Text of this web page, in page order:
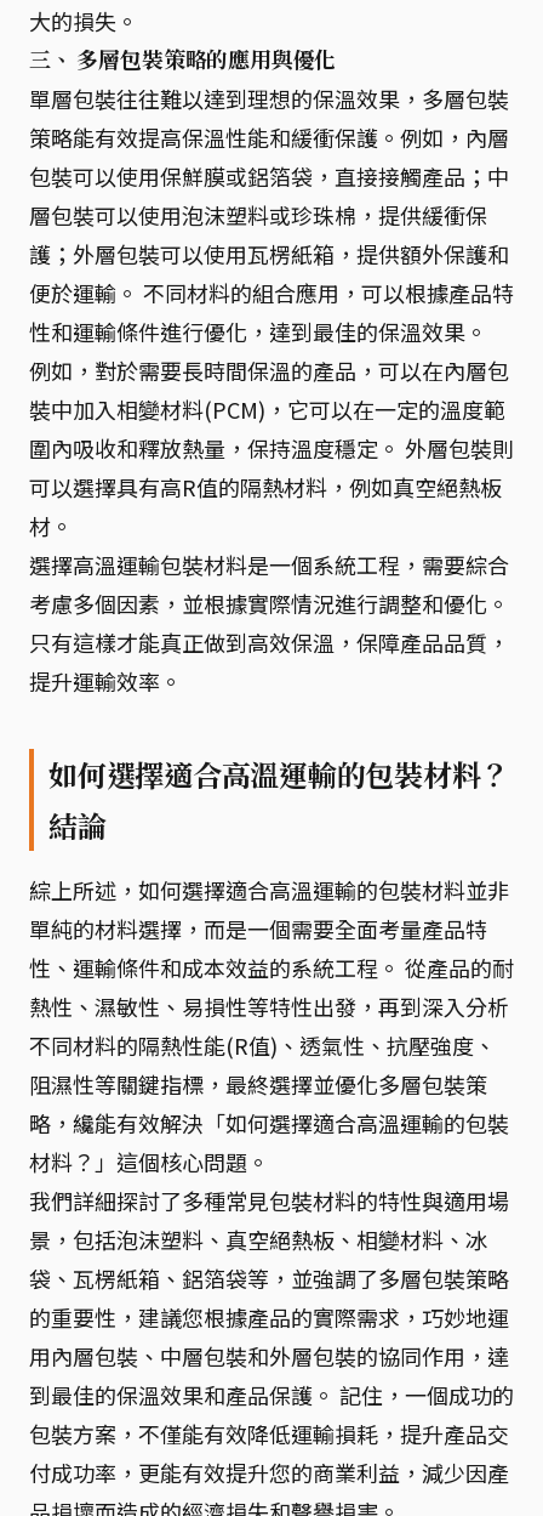
大的損失。
三、 多層包裝策略的應用與優化
單層包裝往往難以達到理想的保溫效果，多層包裝
策略能有效提高保溫性能和緩衝保護。例如，內層
包裝可以使用保鮮膜或鋁箔袋，直接接觸產品；中
層包裝可以使用泡沫塑料或珍珠棉，提供緩衝保
護；外層包裝可以使用瓦楞紙箱，提供額外保護和
便於運輸。 不同材料的組合應用，可以根據產品特
性和運輸條件進行優化，達到最佳的保溫效果。
例如，對於需要長時間保溫的產品，可以在內層包
裝中加入相變材料(PCM)，它可以在一定的溫度範
圍內吸收和釋放熱量，保持溫度穩定。 外層包裝則
可以選擇具有高R值的隔熱材料，例如真空絕熱板
材。
選擇高溫運輸包裝材料是一個系統工程，需要綜合
考慮多個因素，並根據實際情況進行調整和優化。
只有這樣才能真正做到高效保溫，保障產品品質，
提升運輸效率。
如何選擇適合高溫運輸的包裝材料？
結論
綜上所述，如何選擇適合高溫運輸的包裝材料並非
單純的材料選擇，而是一個需要全面考量產品特
性、運輸條件和成本效益的系統工程。 從產品的耐
熱性、濕敏性、易損性等特性出發，再到深入分析
不同材料的隔熱性能(R值)、透氣性、抗壓強度、
阻濕性等關鍵指標，最終選擇並優化多層包裝策
略，纔能有效解決「如何選擇適合高溫運輸的包裝
材料？」這個核心問題。
我們詳細探討了多種常見包裝材料的特性與適用場
景，包括泡沫塑料、真空絕熱板、相變材料、冰
袋、瓦楞紙箱、鋁箔袋等，並強調了多層包裝策略
的重要性，建議您根據產品的實際需求，巧妙地運
用內層包裝、中層包裝和外層包裝的協同作用，達
到最佳的保溫效果和產品保護。 記住，一個成功的
包裝方案，不僅能有效降低運輸損耗，提升產品交
付成功率，更能有效提升您的商業利益，減少因產